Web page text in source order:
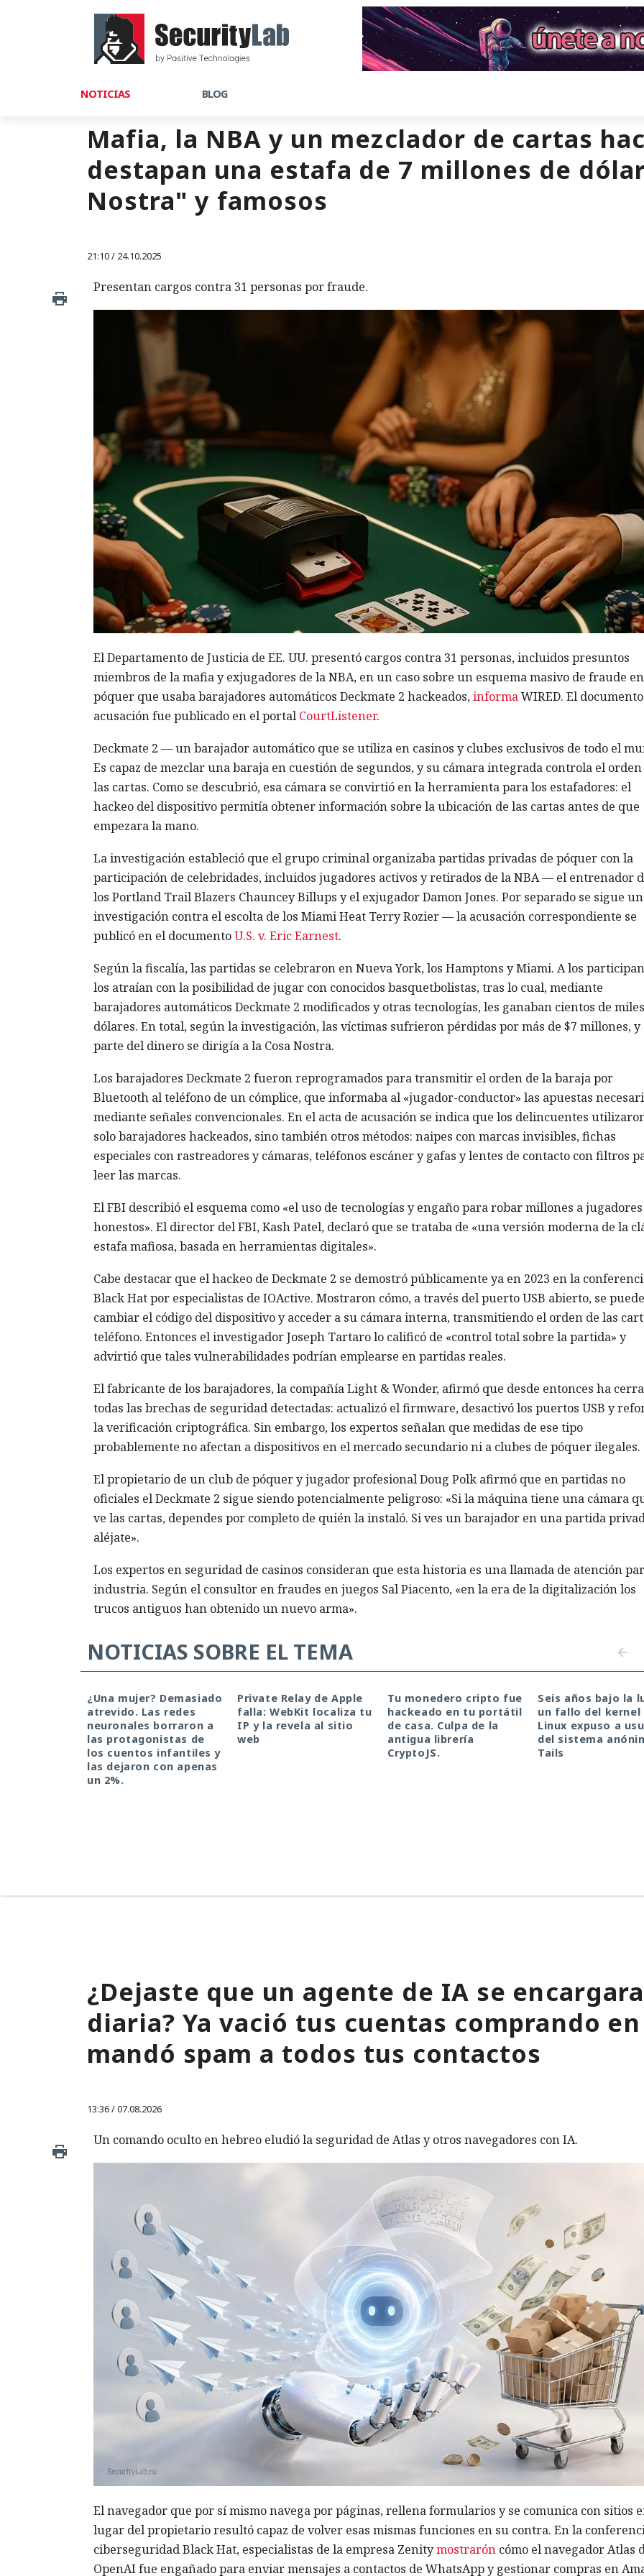
NOTICIAS BLOG
Mafia, la NBA y un mezclador de cartas
destapan una estafa de 7 millones de
Nostra" y famosos
21:10 / 24.10.2025
Presentan cargos contra 31 personas por fraude.
El Departamento de Justicia de EE. UU. presentó cargos contra 31 personas, incluidos presuntos
miembros de la mafia y exjugadores de la NBA, en un caso sobre un esquema masivo de fraude
póquer que usaba barajadores automáticos Deckmate 2 hackeados,informaWIRED. El
acusación fue publicado en el portal CourtListener.
Deckmate 2 — un barajador automático que se utiliza en casinos y clubes exclusivos de todo el
Es capaz de mezclar una baraja en cuestión de segundos, y su cámara integrada controla el orden
las cartas. Como se descubrió, esa cámara se convirtió en la herramienta para los estafadores: el
hackeo del dispositivo permitía obtener información sobre la ubicación de las cartas antes de que
empezara la mano.
La investigación estableció que el grupo criminal organizaba partidas privadas de póquer con la
participación de celebridades, incluidos jugadores activos y retirados de la NBA — el entrenador
los Portland Trail Blazers Chauncey Billups y el exjugador Damon Jones. Por separado se sigue
investigación contra el escolta de los Miami Heat Terry Rozier — la acusación correspondiente se
publicó en el documentoU.S. v. Eric Earnest.
Según la fiscalía, las partidas se celebraron en Nueva York, los Hamptons y Miami. A los
los atraían con la posibilidad de jugar con conocidos basquetbolistas, tras lo cual, mediante
barajadores automáticos Deckmate 2 modificados y otras tecnologías, les ganaban cientos de
dólares. En total, según la investigación, las víctimas sufrieron pérdidas por más de $7 millones, y
parte del dinero se dirigía a la Cosa Nostra.
Los barajadores Deckmate 2 fueron reprogramados para transmitir el orden de la baraja por
Bluetooth al teléfono de un cómplice, que informaba al «jugador-conductor» las apuestas
mediante señales convencionales. En el acta de acusación se indica que los delincuentes
solo barajadores hackeados, sino también otros métodos: naipes con marcas invisibles, fichas
especiales con rastreadores y cámaras, teléfonos escáner y gafas y lentes de contacto con filtros
leer las marcas.
El FBI describió el esquema como «el uso de tecnologías y engaño para robar millones a jugadores
honestos». El director del FBI, Kash Patel, declaró que se trataba de «una versión moderna de la
estafa mafiosa, basada en herramientas digitales».
Cabe destacar que el hackeo de Deckmate 2 se demostró públicamente ya en 2023 en la
Black Hat por especialistas de IOActive. Mostraron cómo, a través del puerto USB abierto, se puede
cambiar el código del dispositivo y acceder a su cámara interna, transmitiendo el orden de las
teléfono. Entonces el investigador Joseph Tartaro lo calificó de «control total sobre la partida» y
advirtió que tales vulnerabilidades podrían emplearse en partidas reales.
El fabricante de los barajadores, la compañía Light & Wonder, afirmó que desde entonces ha
todas las brechas de seguridad detectadas: actualizó el firmware, desactivó los puertos USB y
la verificación criptográfica. Sin embargo, los expertos señalan que medidas de ese tipo
probablemente no afectan a dispositivos en el mercado secundario ni a clubes de póquer ilegales.
El propietario de un club de póquer y jugador profesional Doug Polk afirmó que en partidas no
oficiales el Deckmate 2 sigue siendo potencialmente peligroso: «Si la máquina tiene una cámara
ve las cartas, dependes por completo de quién la instaló. Si ves un barajador en una partida
aléjate».
Los expertos en seguridad de casinos consideran que esta historia es una llamada de atención
industria. Según el consultor en fraudes en juegos Sal Piacento, «en la era de la digitalización los
trucos antiguos han obtenido un nuevo arma».
NOTICIAS SOBRE EL TEMA
¿Una mujer? Demasiado
atrevido. Las redes
neuronales borraron a
las protagonistas de
los cuentos infantiles y
las dejaron con apenas
un 2%.
Private Relay de Apple
falla: WebKit localiza tu
IP y la revela al sitio
web
Tu monedero cripto fue
hackeado en tu portátil
de casa. Culpa de la
antigua librería
CryptoJS.
Seis años bajo la
un fallo del kernel
Linux expuso a
del sistema
Tails
¿Dejaste que un agente de IA se
diaria? Ya vació tus cuentas comprando
mandó spam a todos tus contactos
13:36 / 07.08.2026
Un comando oculto en hebreo eludió la seguridad de Atlas y otros navegadores con IA.
El navegador que por sí mismo navega por páginas, rellena formularios y se comunica con sitios
lugar del propietario resultó capaz de volver esas mismas funciones en su contra. En la
ciberseguridad Black Hat, especialistas de la empresa Zenitymostraróncómo el navegador Atlas
OpenAI fue engañado para enviar mensajes a contactos de WhatsApp y gestionar compras en